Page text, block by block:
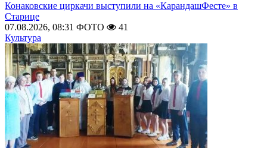
Конаковские циркачи выступили на «КарандашФесте» в
Старице
07.08.2026, 08:31 ФОТО
41
Культура